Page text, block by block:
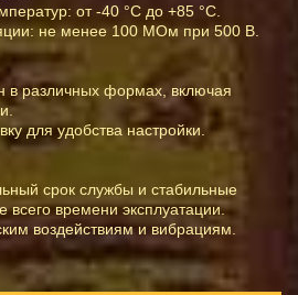
от -40 °C до +85 °C.
не менее 100 МОм при 500 В.
различных формах, включая
для удобства настройки.
срок службы и стабильные
всего времени эксплуатации.
воздействиям и вибрациям.